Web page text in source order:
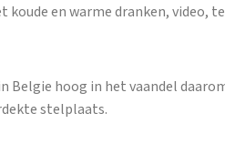
en warme dranken, video,
Belgie hoog in het vaandel
stelplaats.